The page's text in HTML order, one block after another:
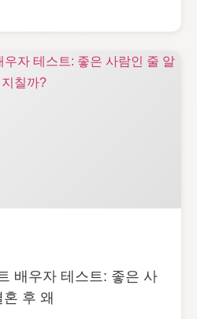
배우자 테스트: 좋은 사
후 왜